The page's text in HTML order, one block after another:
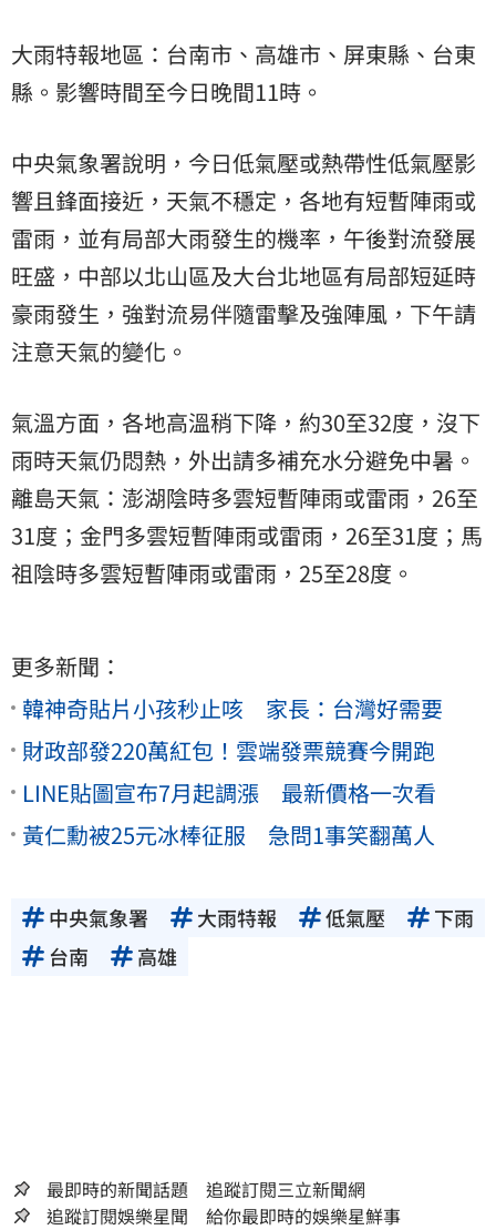
大雨特報地區：台南市、高雄市、屏東縣、台東
縣。影響時間至今日晚間11時。
中央氣象署說明，今日低氣壓或熱帶性低氣壓影
響且鋒面接近，天氣不穩定，各地有短暫陣雨或
雷雨，並有局部大雨發生的機率，午後對流發展
旺盛，中部以北山區及大台北地區有局部短延時
豪雨發生，強對流易伴隨雷擊及強陣風，下午請
注意天氣的變化。
氣溫方面，各地高溫稍下降，約30至32度，沒下
雨時天氣仍悶熱，外出請多補充水分避免中暑。
離島天氣：澎湖陰時多雲短暫陣雨或雷雨，26至
31度；金門多雲短暫陣雨或雷雨，26至31度；馬
祖陰時多雲短暫陣雨或雷雨，25至28度。
更多新聞：
韓神奇貼片小孩秒止咳 家長：台灣好需要
財政部發220萬紅包！雲端發票競賽今開跑
LINE貼圖宣布7月起調漲 最新價格一次看
黃仁勳被25元冰棒征服 急問1事笑翻萬人
中央氣象署 大雨特報 低氣壓
下雨
台南
高雄
最即時的新聞話題 追蹤訂閱三立新聞網
追蹤訂閱娛樂星聞 給你最即時的娛樂星鮮事